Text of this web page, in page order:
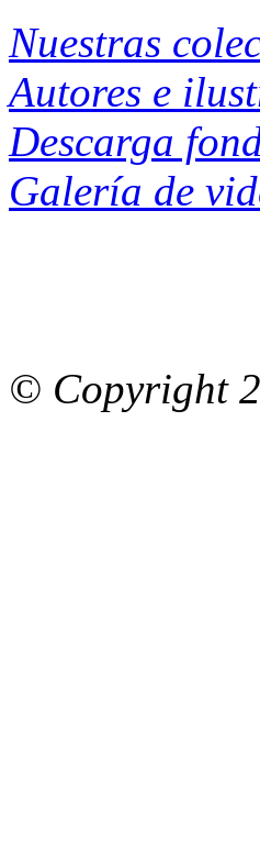
Nuestras
Autores e
Descarga
Galería de
© Copyright